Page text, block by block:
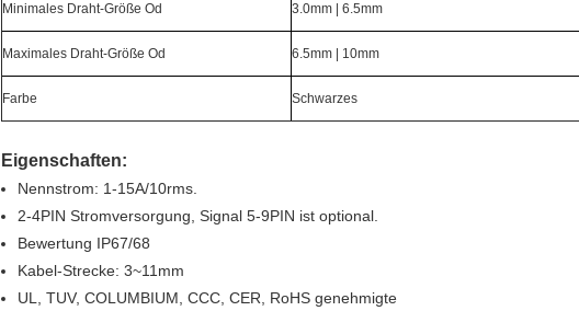
Minimales Draht-Größe Od 3.0mm | 6.5mm
Maximales Draht-Größe Od 6.5mm | 10mm
Farbe Schwarzes
Eigenschaften:
Nennstrom: 1-15A/10rms.
2-4PIN Stromversorgung, Signal 5-9PIN ist optional.
Bewertung IP67/68
Kabel-Strecke: 3~11mm
UL, TUV, COLUMBIUM, CCC, CER, RoHS genehmigte